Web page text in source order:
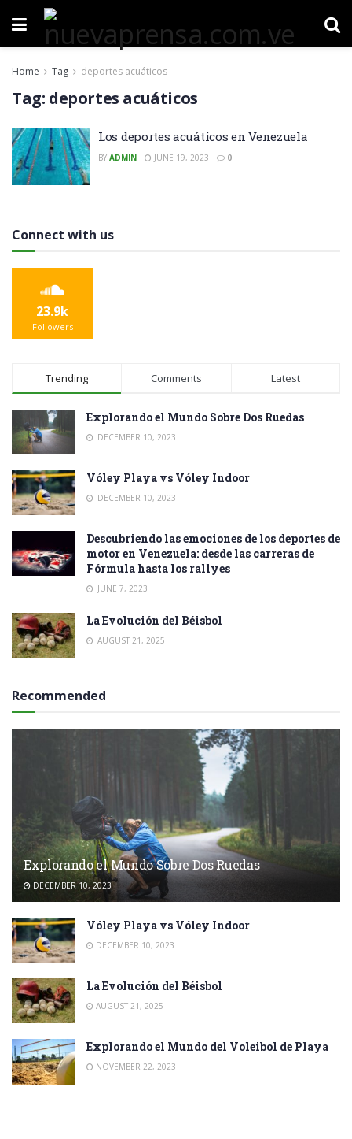
Home Tag deportes acuáticos
Tag: deportes acuáticos
Los deportes acuáticos en Venezuela
BY ADMIN JUNE 19, 2023 0
Connect with us
23.9k
Followers
Trending Comments Latest
Explorando el Mundo Sobre Dos Ruedas
DECEMBER 10, 2023
Vóley Playa vs Vóley Indoor
DECEMBER 10, 2023
Descubriendo las emociones de los deportes de
motor en Venezuela: desde las carreras de
Fórmula hasta los rallyes
JUNE 7, 2023
La Evolución del Béisbol
AUGUST 21, 2025
Recommended
Explorando el Mundo Sobre Dos Ruedas
DECEMBER 10, 2023
Vóley Playa vs Vóley Indoor
DECEMBER 10, 2023
La Evolución del Béisbol
AUGUST 21, 2025
Explorando el Mundo del Voleibol de Playa
NOVEMBER 22, 2023